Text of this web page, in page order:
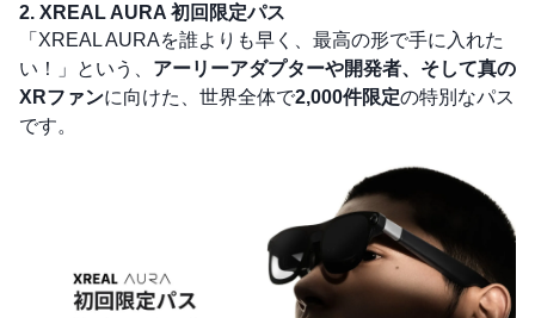
2. XREAL AURA 初回限定パス
「XREAL AURAを誰よりも早く、最高の形で手に入れた
い！」という、 アーリーアダプターや開発者、そして真の
XRファンに向けた、世界全体で2,000件限定の特別なパス
です。